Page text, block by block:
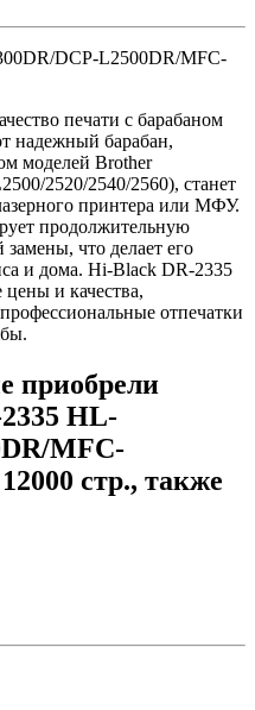
DCP-L2500DR/MFC-
печати с барабаном
надежный барабан,
моделей Brother
2520/2540/2560), станет
принтера или МФУ.
продолжительную
замены, что делает его
и дома. Hi-Black DR-2335
и качества,
отпечатки
приобрели
HL-
MFC-
стр., также